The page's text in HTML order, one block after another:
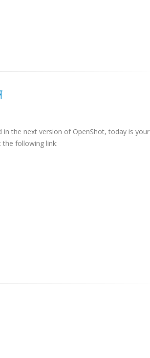
in the next version of OpenShot, today is your
the following link: